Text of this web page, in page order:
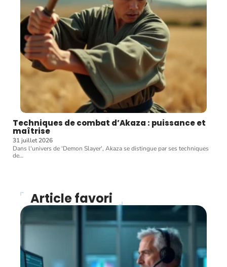
Techniques de combat d’Akaza : puissance et
maîtrise
31 juillet 2026
Dans l'univers de 'Demon Slayer', Akaza se distingue par ses techniques
de…
Article favori